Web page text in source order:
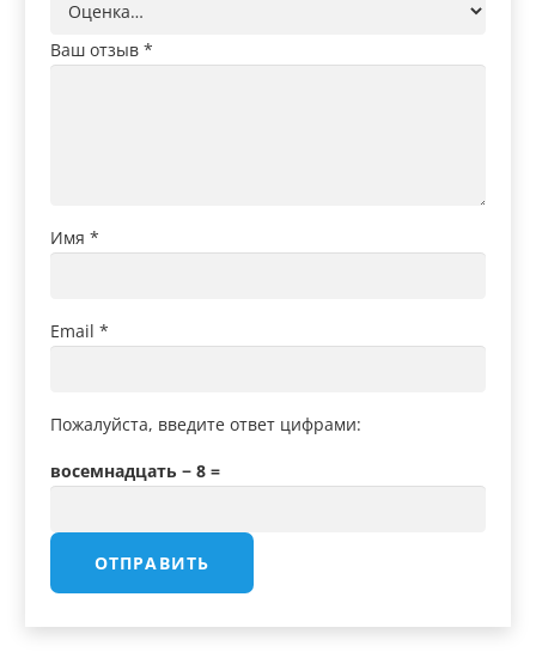
Ваш отзыв *
Имя *
Email *
Пожалуйста, введите ответ цифрами:
восемнадцать − 8 =